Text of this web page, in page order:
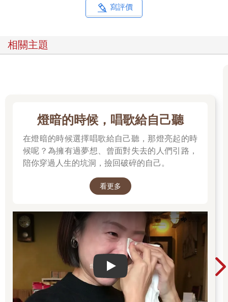
聲結束後，四周圍突然變得無比寂靜。王湛聽見樓梯間傳來一陣
沉重的腳步聲，而且那些腳步聲正往他的小套房逐漸逼近。他不
突然間，小套房的門被人猛力撞開，王湛嚇得臉色發青。在閃爍
的燈光下，他看見一個體格壯碩的男子走進來。
抵抗還是大喊救命。
這時唐篤知冷冷地說：「英修哥要我帶你去見他。」
王湛聞言恍然大悟並鬆了一口氣，馬上露出不耐煩的表情。
「拜託！叫我哥不要再來了！」王湛想推開唐篤知，伸手摸到唐
篤知飽滿厚實的胸肌。
「喂，你要幹什麼？」王湛驚呼。「放開我！快放我下來！」
王湛頭上一套，就把他裝進了袋子裡。
「哇！這太過分了！」王湛焦急地大喊。「放我出去！」
兩名黑衣男子拉上帆布袋的拉鍊，將裝著王湛的帆布袋扛起來，
遞給站在樓梯間待命的其他黑衣男子，就這樣將帆布袋一路往下
傳。被裝在帆布袋裡的王湛宛如被放在輸送帶上，被佔據樓梯間
的黑衣男子們從樓上傳到樓下，最後進了黑頭轎車的後車廂。
唐篤知回到小套房裡，將王湛的衣物及個人用品收進行李箱，交
給站在門邊的黑衣男子，然後下樓。黑衣男子將行李箱放進黑頭
寫評價
相關主題
燈暗的時候，唱歌給自己聽
在燈暗的時候選擇唱歌給自己聽，那燈亮起的時
候呢？為擁有過夢想、曾面對失去的人們引路，
陪你穿過人生的坑洞，撿回破碎的自己。
看更多
Play video